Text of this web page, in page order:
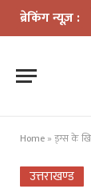
ब्रेकिंग न्यूज़ :
के बीच
Home » ड्ग्स के
उत्तराखण्ड